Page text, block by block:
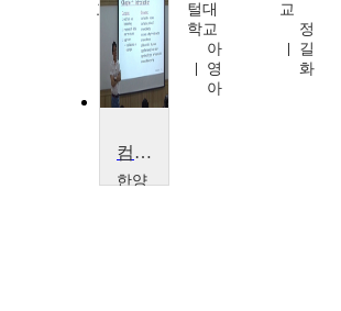
교
이
석
복
털대
학교
아
영
아
교
정
길
화
컴퓨터네트워크
한양